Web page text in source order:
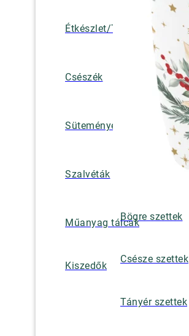
Étkészlet/Tányérkészlet
Csészék
Süteményes és tortatálak
Szalvéták
Műanyag tálcák
Kiszedők
Bögre szettek
Csésze szettek
Tányér szettek